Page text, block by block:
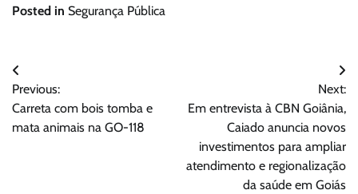
Posted in Segurança Pública
Navegação
de
Post
Previous:
Carreta com bois tomba e
mata animais na GO-118
Next:
Em entrevista à CBN Goiânia,
Caiado anuncia novos
investimentos para ampliar
atendimento e regionalização
da saúde em Goiás